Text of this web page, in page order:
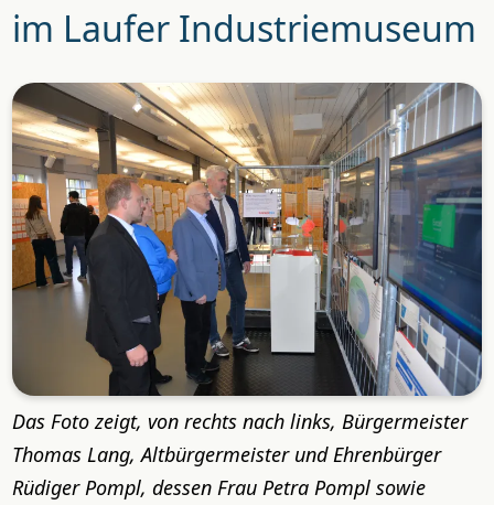
im Laufer Industriemuseum
Das Foto zeigt, von rechts nach links, Bürgermeister
Thomas Lang, Altbürgermeister und Ehrenbürger
Rüdiger Pompl, dessen Frau Petra Pompl sowie